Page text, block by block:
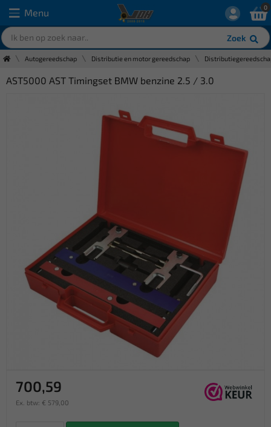
Menu
Zoek
0
Autogereedschap Distributie en motor gereedschap
AST5000 AST Timingset BMW benzine 2.5 / 3.0
700,59
Ex. btw: € 579,00